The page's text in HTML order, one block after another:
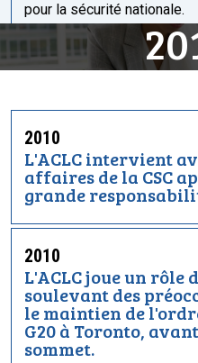
pour la sécurité nationale.
2010
L'ACLC intervient
affaires de la CSC
grande
2010
L'ACLC joue un rôle
soulevant des
le maintien de
G20 à Toronto,
sommet.